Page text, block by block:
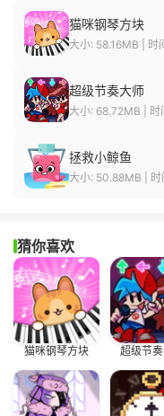
猫咪钢琴方块
大小: 58.16MB |
超级节奏大师
大小: 68.72MB |
拯救小鲸鱼
大小: 50.88MB |
猜你喜欢
猫咪钢琴方块 超级节